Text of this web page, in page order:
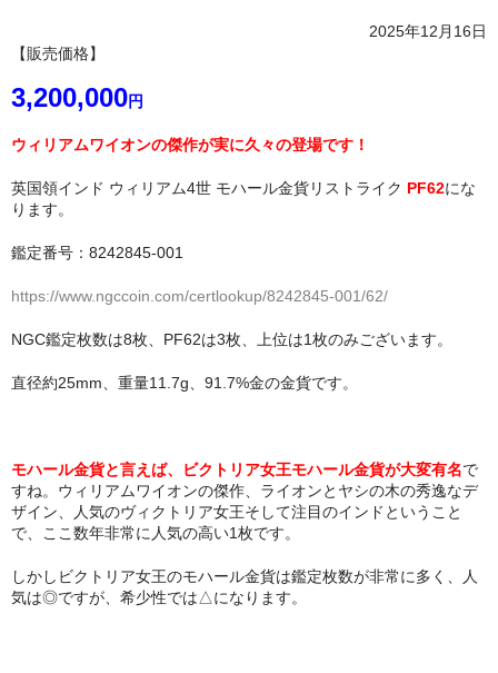
2025年12月16日
【販売価格】
3,200,000円
ウィリアムワイオンの傑作が実に久々の登場です！
英国領インド ウィリアム4世 モハール金貨リストライク PF62にな
ります。
鑑定番号：8242845-001
https://www.ngccoin.com/certlookup/8242845-001/62/
NGC鑑定枚数は8枚、PF62は3枚、上位は1枚のみございます。
直径約25mm、重量11.7g、91.7%金の金貨です。
モハール金貨と言えば、ビクトリア女王モハール金貨が大変有名で
すね。ウィリアムワイオンの傑作、ライオンとヤシの木の秀逸なデ
ザイン、人気のヴィクトリア女王そして注目のインドということ
で、ここ数年非常に人気の高い1枚です。
しかしビクトリア女王のモハール金貨は鑑定枚数が非常に多く、人
気は◎ですが、希少性では△になります。